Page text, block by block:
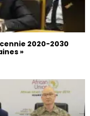
2020-2030
»